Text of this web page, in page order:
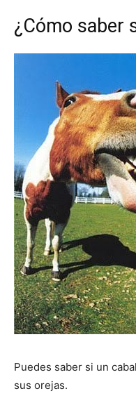
¿Cómo saber
Puedes saber si un
sus orejas.